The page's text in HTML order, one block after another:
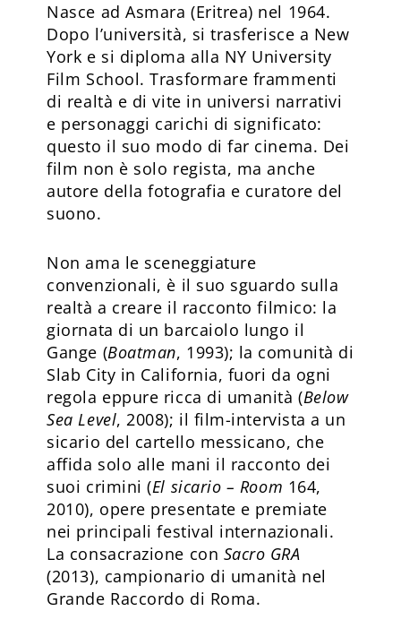
Nasce ad Asmara (Eritrea) nel 1964.
Dopo l’università, si trasferisce a New
York e si diploma alla NY University
Film School. Trasformare frammenti
di realtà e di vite in universi narrativi
e personaggi carichi di significato:
questo il suo modo di far cinema. Dei
film non è solo regista, ma anche
autore della fotografia e curatore del
suono.
Non ama le sceneggiature
convenzionali, è il suo sguardo sulla
realtà a creare il racconto filmico: la
giornata di un barcaiolo lungo il
Gange (Boatman, 1993); la comunità di
Slab City in California, fuori da ogni
regola eppure ricca di umanità (Below
Sea Level, 2008); il film-intervista a un
sicario del cartello messicano, che
affida solo alle mani il racconto dei
suoi crimini (El sicario – Room 164,
2010), opere presentate e premiate
nei principali festival internazionali.
La consacrazione con Sacro GRA
(2013), campionario di umanità nel
Grande Raccordo di Roma.